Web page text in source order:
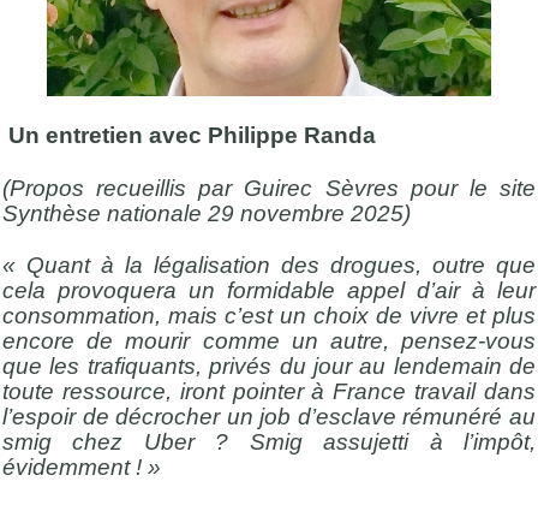
Un entretien avec Philippe Randa
(Propos recueillis par Guirec Sèvres pour le site
Synthèse nationale 29 novembre 2025)
« Quant à la légalisation des drogues, outre que
cela provoquera un formidable appel d’air à leur
consommation, mais c’est un choix de vivre et plus
encore de mourir comme un autre, pensez-vous
que les trafiquants, privés du jour au lendemain de
toute ressource, iront pointer à France travail dans
l’espoir de décrocher un job d’esclave rémunéré au
smig chez Uber ? Smig assujetti à l’impôt,
évidemment ! »